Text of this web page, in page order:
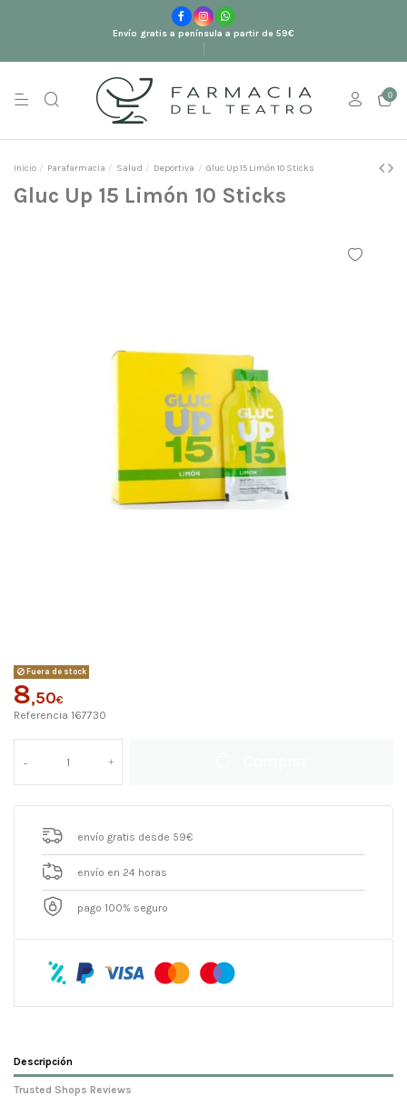
Envío gratis a península a partir de 59€
0
Inicio Parafarmacia Salud Deportiva Gluc Up 15 Limón 10 Sticks
Gluc Up 15 Limón 10 Sticks
Fuera de stock
8,50€
Referencia 167730
envío gratis desde 59€
envío en 24 horas
pago 100% seguro
Descripción
Trusted Shops Reviews